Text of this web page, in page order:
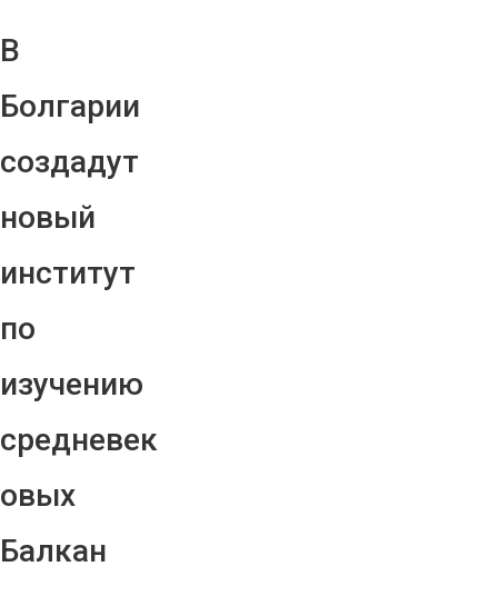
В
Болгарии
создадут
новый
институт
по
изучению
средневек
овых
Балкан